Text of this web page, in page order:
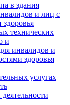
в здания
и лиц с
технических
и
инвалидов и
здоровья
услугах